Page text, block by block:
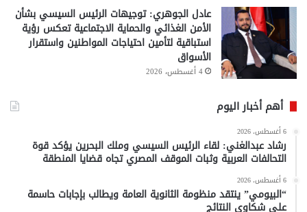
عادل الجوهري: توجيهات الرئيس السيسي بشأن
الأمن الغذائي والحماية الاجتماعية تعكس رؤية
استباقية لتأمين احتياجات المواطنين واستقرار
الأسواق
4 أغسطس، 2026
أهم أخبار اليوم
6 أغسطس، 2026
رشاد عبدالغني: لقاء الرئيس السيسي وملك البحرين يؤكد قوة
التحالفات العربية وثبات الموقف المصري تجاه قضايا المنطقة
6 أغسطس، 2026
“البيومي” ينتقد منظومة الثانوية العامة ويطالب بإجابات حاسمة
على شكاوى النتائج